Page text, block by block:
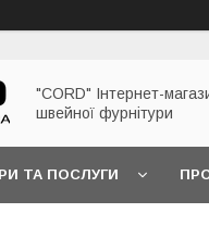
"CORD" Інтернет-
швейної фурнітури
ТА ПОСЛУГИ